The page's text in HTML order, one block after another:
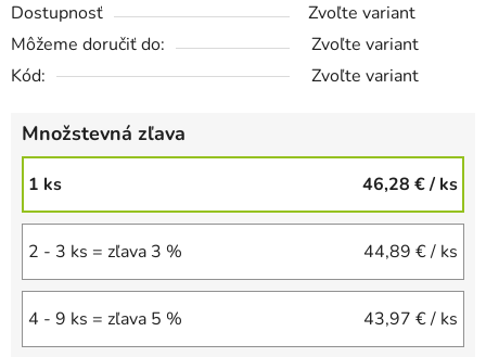
Dostupnosť
Zvoľte variant
Môžeme doručiť do:
Zvoľte variant
Kód:
Zvoľte variant
Množstevná zľava
1 ks 46,28 €/ ks
2 - 3 ks = zľava 3 % 44,89 €/ ks
4 - 9 ks = zľava 5 % 43,97 €/ ks